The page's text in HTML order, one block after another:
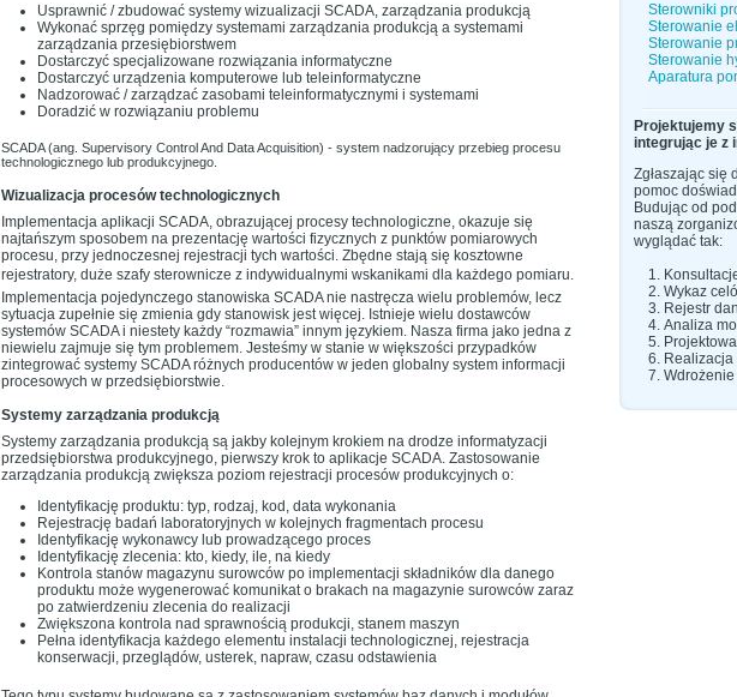
Sterowniki
Sterowanie
Sterowanie
Sterowanie
Aparatura
Projektujemy
integrując je z
Zgłaszając się
pomoc
Budując od
naszą
wyglądać tak:
Wykaz
Rejestr
Analiza
Usprawnić / zbudować systemy wizualizacji SCADA, zarządzania produkcją
Wykonać sprzęg pomiędzy systemami zarządzania produkcją a systemami
zarządzania przesiębiorstwem
Dostarczyć specjalizowane rozwiązania informatyczne
Dostarczyć urządzenia komputerowe lub teleinformatyczne
Nadzorować / zarządzać zasobami teleinformatycznymi i systemami
Doradzić w rozwiązaniu problemu
SCADA (ang. Supervisory Control And Data Acquisition) - system nadzorujący przebieg procesu
technologicznego lub produkcyjnego.
Wizualizacja procesów technologicznych
Implementacja aplikacji SCADA, obrazującej procesy technologiczne, okazuje się
najtańszym sposobem na prezentację wartości fizycznych z punktów pomiarowych
procesu, przy jednoczesnej rejestracji tych wartości. Zbędne stają się kosztowne
rejestratory, duże szafy sterownicze z indywidualnymi wskanikami dla każdego pomiaru.
Implementacja pojedynczego stanowiska SCADA nie nastręcza wielu problemów, lecz
sytuacja zupełnie się zmienia gdy stanowisk jest więcej. Istnieje wielu dostawców
systemów SCADA i niestety każdy “rozmawia” innym językiem. Nasza firma jako jedna z
niewielu zajmuje się tym problemem. Jesteśmy w stanie w większości przypadków
zintegrować systemy SCADA różnych producentów w jeden globalny system informacji
procesowych w przedsiębiorstwie.
Systemy zarządzania produkcją
Systemy zarządzania produkcją są jakby kolejnym krokiem na drodze informatyzacji
przedsiębiorstwa produkcyjnego, pierwszy krok to aplikacje SCADA. Zastosowanie
zarządzania produkcją zwiększa poziom rejestracji procesów produkcyjnych o:
Identyfikację produktu: typ, rodzaj, kod, data wykonania
Rejestrację badań laboratoryjnych w kolejnych fragmentach procesu
Identyfikację wykonawcy lub prowadzącego proces
Identyfikację zlecenia: kto, kiedy, ile, na kiedy
Kontrola stanów magazynu surowców po implementacji składników dla danego
produktu może wygenerować komunikat o brakach na magazynie surowców zaraz
po zatwierdzeniu zlecenia do realizacji
Zwiększona kontrola nad sprawnością produkcji, stanem maszyn
Pełna identyfikacja każdego elementu instalacji technologicznej, rejestracja
konserwacji, przeglądów, usterek, napraw, czasu odstawienia